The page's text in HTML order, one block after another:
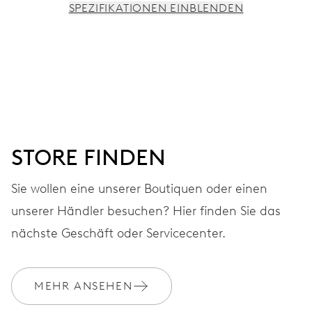
38 Std.
745
SPEZIFIKATIONEN EINBLENDEN
STORE FINDEN
Sie wollen eine unserer Boutiquen oder einen
unserer Händler besuchen? Hier finden Sie das
nächste Geschäft oder Servicecenter.
MEHR ANSEHEN